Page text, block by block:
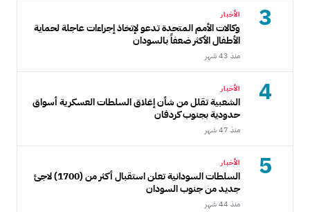
3 الأخبار
وكالات الأمم المتحدة تدعو لإتخاذ إجراءات عاجلة لحماية
الأطفال الأكثر ضعفاً بالسودان
منذ 43 شهر
4 الأخبار
الشعبية تقلل من شأن إغلاق السلطات العسكرية أسواق
حدودية بجنوب كردفان
منذ 47 شهر
5 الأخبار
السلطات السودانية تعلن استقبال أكثر من (1700) لاجئ
جديد من جنوب السودان
منذ 44 شهر